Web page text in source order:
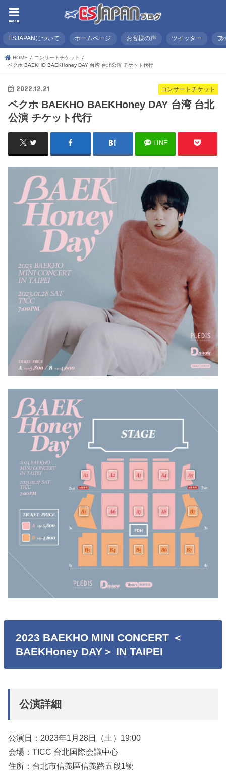
menu
ESJAPANについて ホームページ お客様の声 ツイッター フ
HOME
コンサートチケット
ベクホ BAEKHO BAEKHoney DAY 台湾 台北公演 チケット代行
コンサートチケット
2022.12.21
ベクホ BAEKHO BAEKHoney DAY 台湾 台北
公演 チケット代行
LINE
2023 BAEKHO MINI CONCERT ＜
BAEKHoney DAY＞ IN TAIPEI
公演詳細
公演日：2023年1月28日（土）19:00
会場：TICC 台北国際会議中心
住所：台北市信義區信義路五段1號